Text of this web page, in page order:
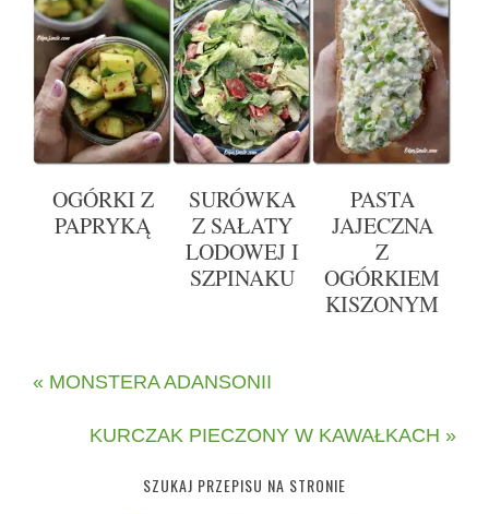
OGÓRKI Z
PAPRYKĄ
SURÓWKA
Z SAŁATY
LODOWEJ I
SZPINAKU
PASTA
JAJECZNA
Z
OGÓRKIEM
KISZONYM
« MONSTERA ADANSONII
KURCZAK PIECZONY W KAWAŁKACH »
SZUKAJ PRZEPISU NA STRONIE